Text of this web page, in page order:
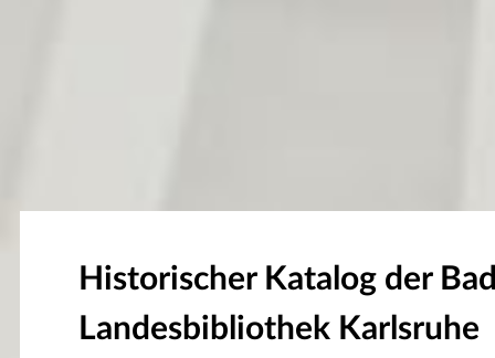
Historischer Katalog der
Landesbibliothek Karlsruhe